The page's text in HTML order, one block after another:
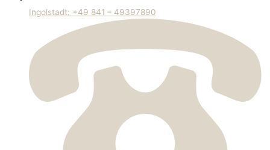
Ingolstadt: +49 841 – 49397890